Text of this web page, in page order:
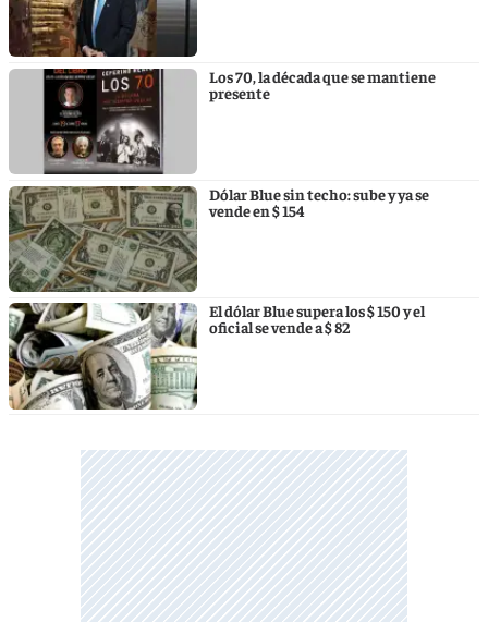
Los 70, la década que se mantiene
presente
Dólar Blue sin techo: sube y ya se
vende en $ 154
El dólar Blue supera los $ 150 y el
oficial se vende a $ 82